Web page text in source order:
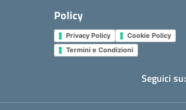
Policy
Privacy Policy
Cookie Policy
Termini e Condizioni
Seguici su: